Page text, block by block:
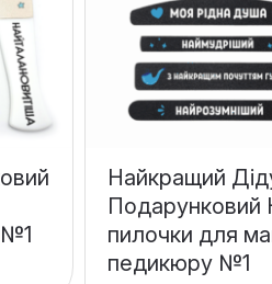
№1
Найкращий
Подарунковий
пилочки для
педикюру №1